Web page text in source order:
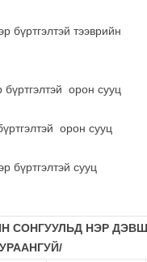
бүртгэлтэй тээврийн
орон сууц
орон сууц
бүртгэлтэй сууц
СОНГУУЛЬД НЭР